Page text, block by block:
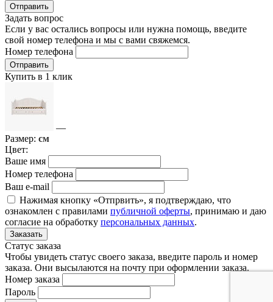
Отправить
Задать вопрос
Если у вас остались вопросы или нужна помощь, введите
свой номер телефона и мы с вами свяжемся.
Номер телефона
Отправить
Купить в 1 клик
—
Размер: см
Цвет:
Ваше имя
Номер телефона
Ваш e-mail
Нажимая кнопку «Отпрвить», я подтверждаю, что
ознакомлен с правилами публичной оферты, принимаю и даю
согласие на обработку персональных данных.
Заказать
Статус заказа
Чтобы увидеть статус своего заказа, введите пароль и номер
заказа. Они высылаются на почту при оформлении заказа.
Номер заказа
Пароль